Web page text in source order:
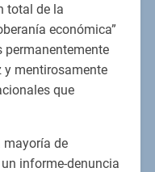
total de la
económica”
y mentirosamente
que
de
informe-denuncia